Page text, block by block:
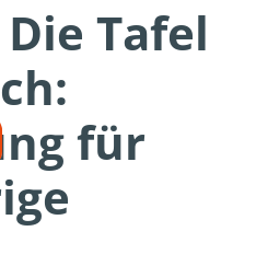
Tafel
für